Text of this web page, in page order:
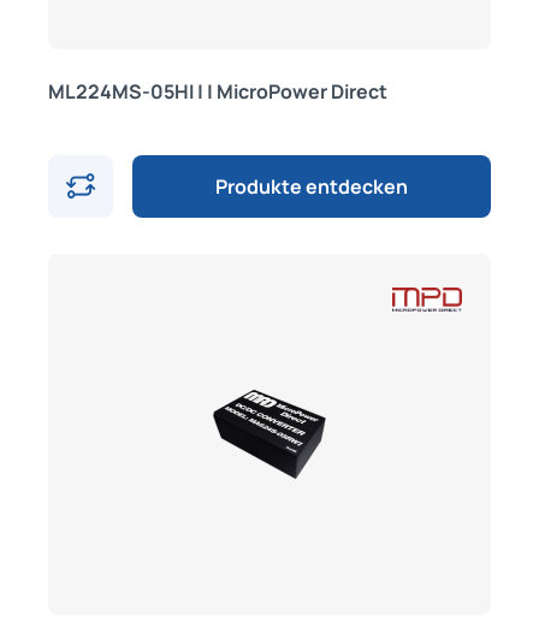
ML224MS-05HI | | MicroPower Direct
Produkte entdecken